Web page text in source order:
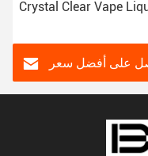
Crystal Clear Vape
على أفضل سعر